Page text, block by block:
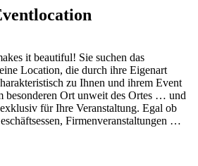
it beautiful! Sie suchen das
Location, die durch ihre Eigenart
zu Ihnen und ihrem Event
besonderen Ort unweit des Ortes … und
für Ihre Veranstaltung. Egal ob
Firmenveranstaltungen …